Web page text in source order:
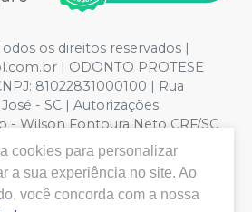
os direitos reservados |
| ODONTO PROTESE
81022831000100 | Rua
- SC | Autorizações
- Wilson Fontoura Neto CRF/SC
e Segurança - Fotos
- Os preços e condições da loja
a alterações. Em caso de
no site, o valor válido é o do
cookies para personalizar
a sua experiência no site. Ao
você concorda com a nossa